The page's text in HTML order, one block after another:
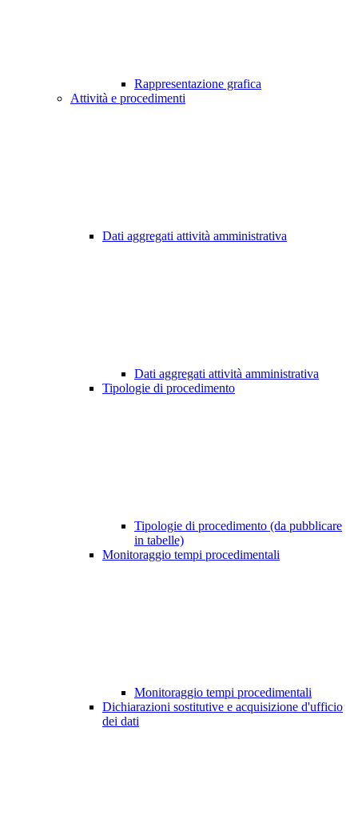
Rappresentazione grafica
Attività e procedimenti
Dati aggregati attività amministrativa
Dati aggregati attività amministrativa
Tipologie di procedimento
Tipologie di procedimento (da pubblicare
in tabelle)
Monitoraggio tempi procedimentali
Monitoraggio tempi procedimentali
Dichiarazioni sostitutive e acquisizione d'ufficio
dei dati